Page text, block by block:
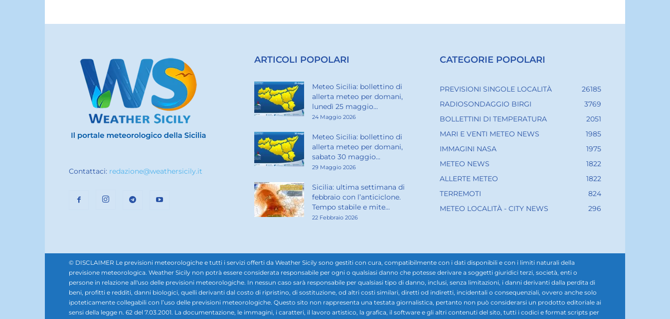
Contattaci: redazione@weathersicily.it
ARTICOLI POPOLARI
Meteo Sicilia: bollettino di
allerta meteo per domani,
lunedì 25 maggio...
24 Maggio 2026
Meteo Sicilia: bollettino di
allerta meteo per domani,
sabato 30 maggio...
29 Maggio 2026
Sicilia: ultima settimana di
febbraio con l’anticiclone.
Tempo stabile e mite...
22 Febbraio 2026
CATEGORIE POPOLARI
PREVISIONI SINGOLE LOCALITÀ
26185
RADIOSONDAGGIO BIRGI
3769
BOLLETTINI DI TEMPERATURA
2051
MARI E VENTI METEO NEWS
1985
IMMAGINI NASA
1975
METEO NEWS
1822
ALLERTE METEO
1822
TERREMOTI
824
METEO LOCALITÀ - CITY NEWS
296
© DISCLAIMER Le previsioni meteorologiche e tutti i servizi offerti da Weather Sicily sono gestiti con cura, compatibilmente con i dati disponibili e con i limiti naturali della
previsione meteorologica. Weather Sicily non potrà essere considerata responsabile per ogni o qualsiasi danno che potesse derivare a soggetti giuridici terzi, società, enti o
persone in relazione all'uso delle previsioni meteorologiche. In nessun caso sarà responsabile per qualsiasi tipo di danno, inclusi, senza limitazioni, i danni derivanti dalla perdita di
beni, profitti e redditi, danni biologici, quelli derivanti dal costo di ripristino, di sostituzione, od altri costi similari, diretti od indiretti, incidentali o consequenziali, ovvero anche solo
ipoteticamente collegabili con l’uso delle previsioni meteorologiche. Questo sito non rappresenta una testata giornalistica, pertanto non può considerarsi un prodotto editoriale ai
sensi della legge n. 62 del 7.03.2001. La documentazione, le immagini, i caratteri, il lavoro artistico, la grafica, il software e gli altri contenuti del sito, tutti i codici e format scripts per